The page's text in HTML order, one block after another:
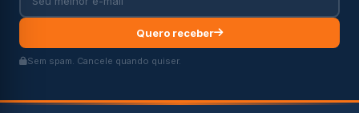
Quero receber
Sem spam. Cancele quando quiser.